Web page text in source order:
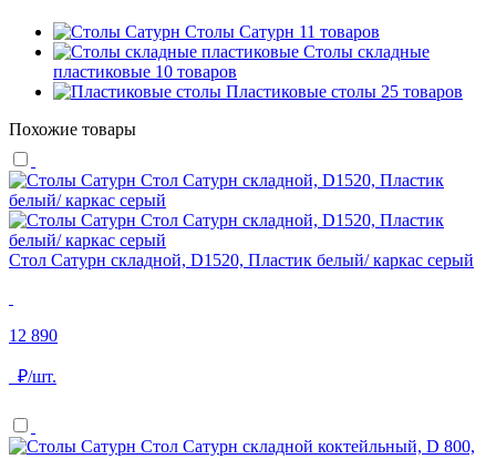
Столы Сатурн 11 товаров
Столы складные
пластиковые 10 товаров
Пластиковые столы 25 товаров
Похожие товары
Стол Сатурн складной, D1520, Пластик белый/ каркас серый
12 890
₽/шт.